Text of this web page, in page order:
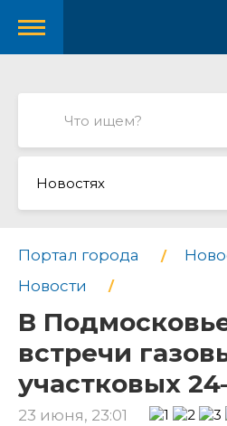
Новостях
Портал города
Новости
В
встречи
участковых
23 июня, 23:01